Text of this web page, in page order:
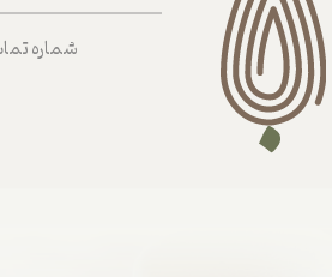
حساب
تغییر
شماره تماس